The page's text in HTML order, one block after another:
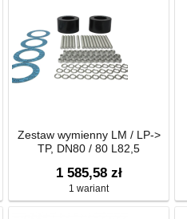
Zestaw wymienny LM / LP->
TP, DN80 / 80 L82,5
1 585,58 zł
1 wariant